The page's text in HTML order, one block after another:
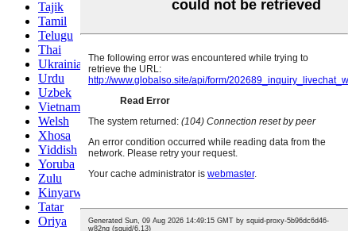
Tajik
Tamil
Telugu
Thai
Ukrainian
Urdu
Uzbek
Vietnamese
Welsh
Xhosa
Yiddish
Yoruba
Zulu
Kinyarwanda
Tatar
Oriya